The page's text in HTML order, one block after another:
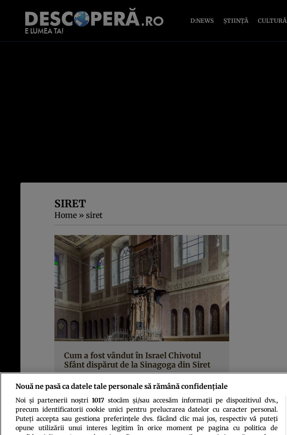
D:NEWS ȘTIINȚĂ CULTURĂ
SIRET
Home » siret
Cum a fost vândut în Israel Chivotul
Sfânt dispărut de la Sinagoga din Siret
Nouă ne pasă ca datele tale personale să rămână confidențiale
Noi și partenerii noștri 1017stocăm și/sau accesăm informații pe dispozitivul dvs.,
precum identificatorii cookie unici pentru prelucrarea datelor cu caracter personal.
Puteți accepta sau gestiona preferințele dvs. făcând clic mai jos, respectiv vă puteți
opune utilizării unui interes legitim în orice moment pe pagina cu politica de